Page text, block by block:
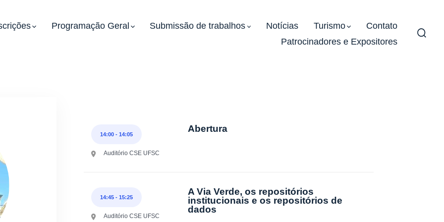
Programação Geral Submissão de trabalhos Notícias Turismo
Contato
Patrocinadores e Expositores
14:00 - 14:05
Auditório CSE UFSC
Abertura
14:45 - 15:25
Auditório CSE UFSC
A Via Verde, os repositórios
institucionais e os repositórios de
dados